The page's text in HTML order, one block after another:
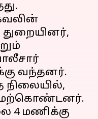
வந்தனர்.
நிலையில்,
4 மணிக்கு